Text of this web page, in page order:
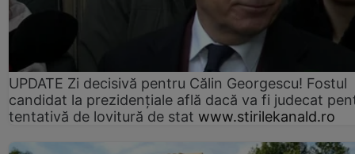
UPDATE Zi decisivă pentru Călin Georgescu! Fostul
candidat la prezidențiale află dacă va fi judecat
tentativă de lovitură de stat www.stirilekanald.ro